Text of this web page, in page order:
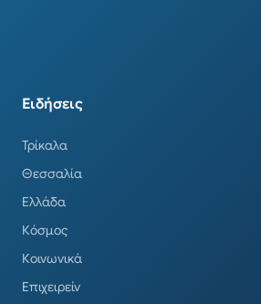
Ειδήσεις
Τρίκαλα
Θεσσαλία
Ελλάδα
Κόσμος
Κοινωνικά
Επιχειρείν